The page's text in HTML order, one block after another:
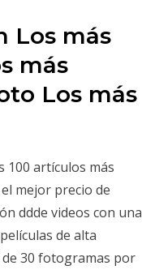
Los más
más
Los más
100 artículos más
mejor precio de
ddde videos con una
de alta
de 30 fotogramas por